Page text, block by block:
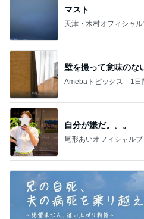
マスト
天津・木村オフィシャ
壁を撮って意味のな
Amebaトピックス 1日
自分が嫌だ。。。
尾形あいオフィシャル